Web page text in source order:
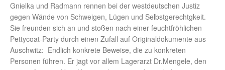
Gnielka und Radmann rennen bei der westdeutschen Justiz
gegen Wände von Schweigen, Lügen und Selbstgerechtgkeit.
Sie freunden sich an und stoßen nach einer feuchtfröhlichen
Pettycoat-Party durch einen Zufall auf Originaldokumente aus
Auschwitz: Endlich konkrete Beweise, die zu konkreten
Personen führen. Er jagt vor allem Lagerarzt Dr.Mengele, den